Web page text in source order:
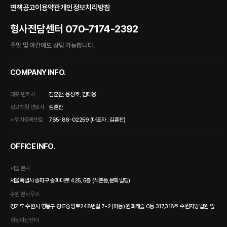
면책공고이용약관개인정보처리방침
COMPANY INFO.
대표 변호사
김훈찬, 용성호, 김태용
광고책임 변호사
김훈찬
사업자등록번호
765-86-02259 (대표자 : 김훈찬)
OFFICE INFO.
서울 본사
서울특별시 송파구 송파대로 425, 5층 (석촌동,문화빌딩)
수원 분사무소
경기도 수원시 영통구 광교중앙로248번길 7-2 (하동) 원희캐슬 C동 317,318호 수원지방법원 앞
회생파산센터
형사전담센터 070-7174-2392
주말 및 야간에도 상담 가능합니다.